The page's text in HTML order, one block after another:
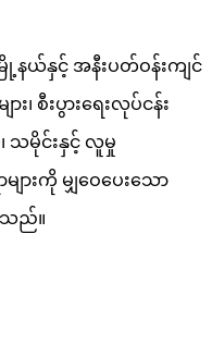
ြို့နယ်နှင့် အနီးပတ်ဝန်းကျင်
စီးပွားရေးလုပ်ငန်း
၊ သမိုင်းနှင့် လူမှု
ားကို မျှဝေပေးသော
ါသည်။